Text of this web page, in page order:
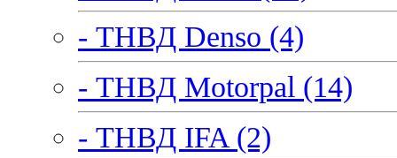
- ТНВД Denso (4)
- ТНВД Motorpal (14)
- ТНВД IFA (2)